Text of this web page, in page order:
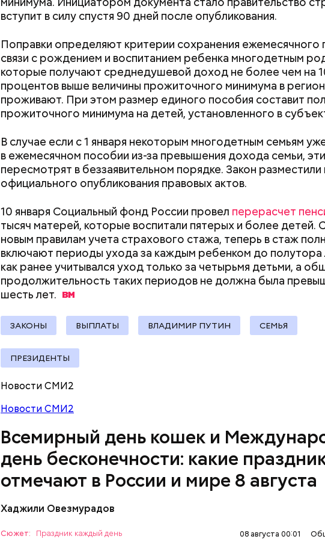
вступит в силу спустя 90 дней после опубликования.
Поправки определяют критерии сохранения ежемесячного
связи с рождением и воспитанием ребенка многодетным
которые получают среднедушевой доход не более чем на
процентов выше величины прожиточного минимума в
проживают. При этом размер единого пособия составит
прожиточного минимума на детей, установленного в
В случае если с 1 января некоторым многодетным семьям
в ежемесячном пособии из-за превышения дохода семьи,
пересмотрят в беззаявительном порядке. Закон разместили
официального опубликования правовых актов.
10 января Социальный фонд России провел перерасчет
тысяч матерей, которые воспитали пятерых и более детей.
новым правилам учета страхового стажа, теперь в стаж
включают периоды ухода за каждым ребенком до полутора
как ранее учитывался уход только за четырьмя детьми, а
продолжительность таких периодов не должна была
шестьлет.
ЗАКОНЫ ВЫПЛАТЫ ВЛАДИМИР ПУТИН СЕМЬЯ
ПРЕЗИДЕНТЫ
Новости СМИ2
Новости СМИ2
Всемирный день кошек и
день бесконечности: какие
отмечают в России и мире 8 августа
Хаджили Овезмурадов
Сюжет: Праздник каждый день 08 августа 00:01
Инициатором Всемирного дня кошек в 2002 году стал
фонд Animal Welfare. В этот праздник котам
Международный день бесконечности
В Международный день холостяка все мужчины без пары
своими друзьями, устраивают вечеринки, играют в видеоигры
проводят время, наслаждаясь свободой и независимостью,
холостяками.
День малины со сливками
Дебошир и «гроза»
силовиков: кто такой Роберт
Гилман, которого просят
освободить США
Маникюр
Москве летом